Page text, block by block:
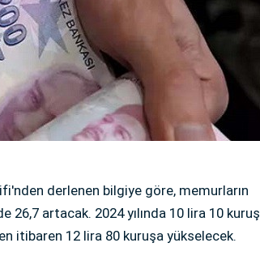
derlenen bilgiye göre, memurların
26,7 artacak. 2024 yılında 10 lira 10 kuruş
itibaren 12 lira 80 kuruşa yükselecek.